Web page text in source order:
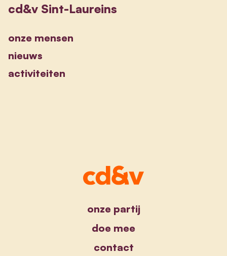
cd&v Sint-Laureins
onze mensen
nieuws
activiteiten
onze partij
doe mee
contact